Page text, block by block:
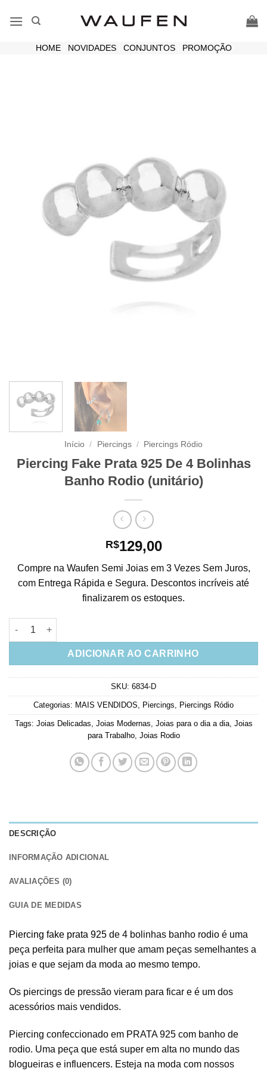
HOME| NOVIDADES| CONJUNTOS| PROMOÇÃO
Início / Piercings / Piercings Ródio
Piercing Fake Prata 925 De 4 Bolinhas
Banho Rodio (unitário)
R$129,00
Compre na Waufen Semi Joias em 3 Vezes Sem Juros,
com Entrega Rápida e Segura. Descontos incríveis até
finalizarem os estoques.
Piercing Fake Prata 925 De 4 Bolinhas Banho Rodio (unitário)
ADICIONAR AO CARRINHO
SKU: 6834-D
Categorias: MAIS VENDIDOS, Piercings, Piercings Ródio
Tags: Joias Delicadas, Joias Modernas, Joias para o dia a dia, Joias
para Trabalho, Joias Rodio
DESCRIÇÃO
INFORMAÇÃO ADICIONAL
AVALIAÇÕES (0)
GUIA DE MEDIDAS
Piercing fake prata 925 de 4 bolinhas banho rodio é uma
peça perfeita para mulher que amam peças semelhantes a
joias e que sejam da moda ao mesmo tempo.
Os piercings de pressão vieram para ficar e é um dos
acessórios mais vendidos.
Piercing confeccionado em PRATA 925 com banho de
rodio. Uma peça que está super em alta no mundo das
blogueiras e influencers. Esteja na moda com nossos